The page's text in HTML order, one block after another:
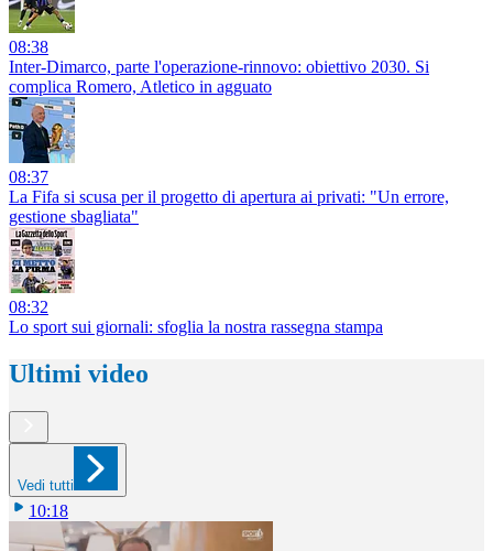
08:38
Inter-Dimarco, parte l'operazione-rinnovo: obiettivo 2030. Si
complica Romero, Atletico in agguato
08:37
La Fifa si scusa per il progetto di apertura ai privati: "Un errore,
gestione sbagliata"
08:32
Lo sport sui giornali: sfoglia la nostra rassegna stampa
Ultimi video
Vedi tutti
10:18